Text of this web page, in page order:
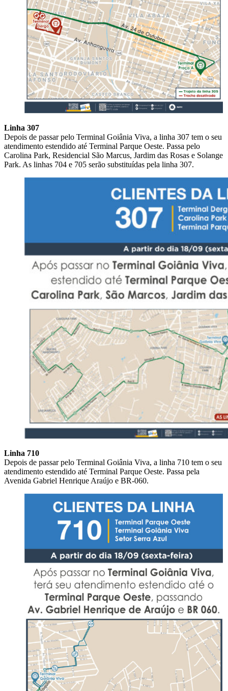
Linha 307
Depois de passar pelo Terminal Goiânia Viva, a linha 307 tem o seu
atendimento estendido até Terminal Parque Oeste. Passa pelo
Carolina Park, Residencial São Marcus, Jardim das Rosas e Solange
Park. As linhas 704 e 705 serão substituídas pela linha 307.
Linha 710
Depois de passar pelo Terminal Goiânia Viva, a linha 710 tem o seu
atendimento estendido até Terminal Parque Oeste. Passa pela
Avenida Gabriel Henrique Araújo e BR-060.